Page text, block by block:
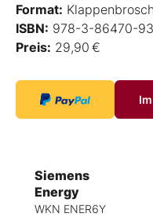
Format:
ISBN: 978-3-86470-
Preis: 29,90 €
Siemens
Energy
WKN ENER6Y